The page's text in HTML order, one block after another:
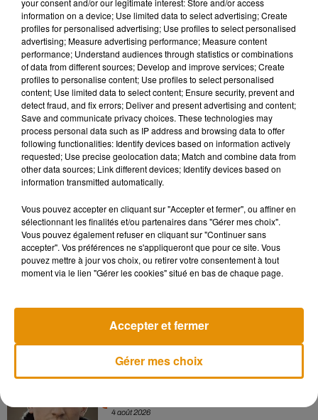
Musique
6 août 2026
Pomme emprunte le décor de l’émission
« Loups Garous » pour son...
6 août 2026
interprétée lors des...
le père de Michael Jackson
4 août 2026
information on a device; Use limited data to select advertising; Create
profiles for personalised advertising; Use profiles to select personalised
advertising; Measure advertising performance; Measure content
performance; Understand audiences through statistics or combinations
of data from different sources; Develop and improve services; Create
profiles to personalise content; Use profiles to select personalised
content; Use limited data to select content; Ensure security, prevent and
detect fraud, and fix errors; Deliver and present advertising and content;
Save and communicate privacy choices. These technologies may
process personal data such as IP address and browsing data to offer
following functionalities: Identify devices based on information actively
requested; Use precise geolocation data; Match and combine data from
other data sources; Link different devices; Identify devices based on
information transmitted automatically.
Vous pouvez accepter en cliquant sur "Accepter et fermer", ou affiner en
sélectionnant les finalités et/ou partenaires dans "Gérer mes choix".
Vous pouvez également refuser en cliquant sur "Continuer sans
accepter". Vos préférences ne s'appliqueront que pour ce site. Vous
pouvez mettre à jour vos choix, ou retirer votre consentement à tout
moment via le lien "Gérer les cookies" situé en bas de chaque page.
Gérer mes choix
Accepter et fermer